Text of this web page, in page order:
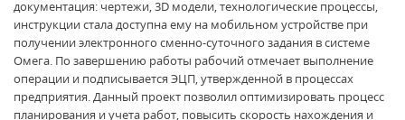
документация: чертежи, 3D модели, технологические процессы,
инструкции стала доступна ему на мобильном устройстве при
получении электронного сменно-суточного задания в системе
Омега. По завершению работы рабочий отмечает выполнение
операции и подписывается ЭЦП, утвержденной в процессах
предприятия. Данный проект позволил оптимизировать процесс
планирования и учета работ, повысить скорость нахождения и